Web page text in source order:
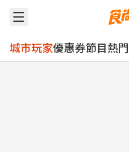
城市玩家優惠券節目熱門